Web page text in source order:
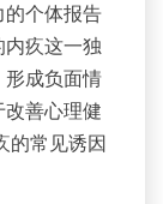
的个体报告
疚这一独
形成负面情
善心理健
的常见诱因